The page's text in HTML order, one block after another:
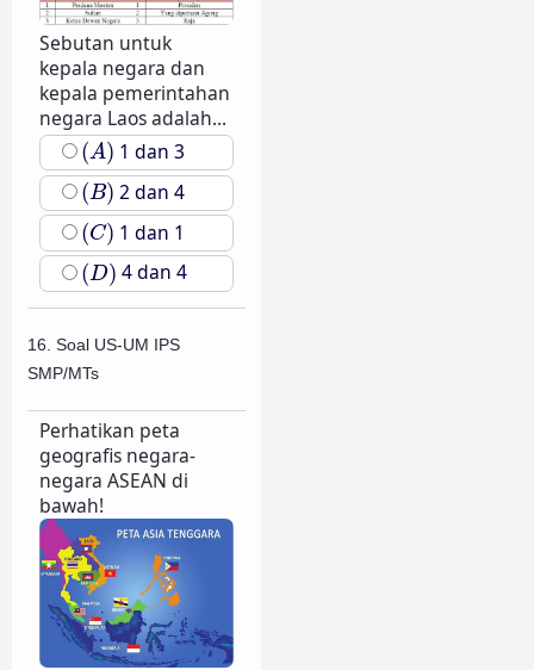
Sebutan untuk
kepala negara dan
kepala pemerintahan
negara Laos adalah...
(A)
(A) 1 dan 3
(B)
(B) 2 dan 4
(C)
(C) 1 dan 1
(D)
(D) 4 dan 4
16. Soal US-UM IPS
SMP/MTs
Perhatikan peta
geografis negara-
negara ASEAN di
bawah!